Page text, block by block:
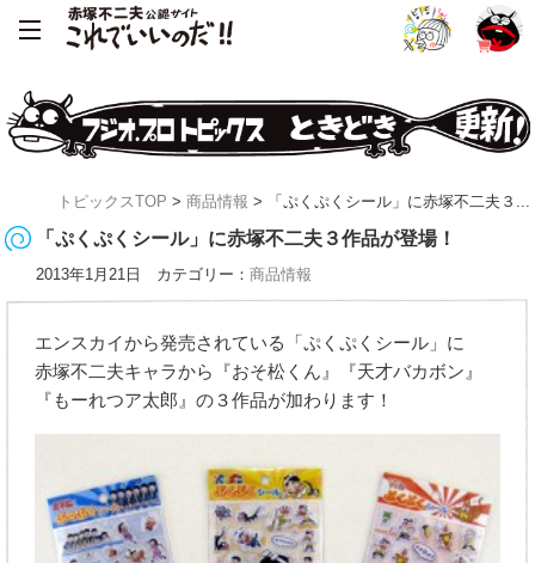
トピックスTOP > 商品情報 > 「ぷくぷくシール」に赤塚不二夫３...
「ぷくぷくシール」に赤塚不二夫３作品が登場！
2013年1月21日 カテゴリー：商品情報
エンスカイから発売されている「ぷくぷくシール」に
赤塚不二夫キャラから『おそ松くん』『天才バカボン』
『もーれつア太郎』の３作品が加わります！